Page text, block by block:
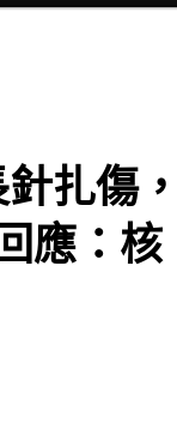
扎傷，
應：核